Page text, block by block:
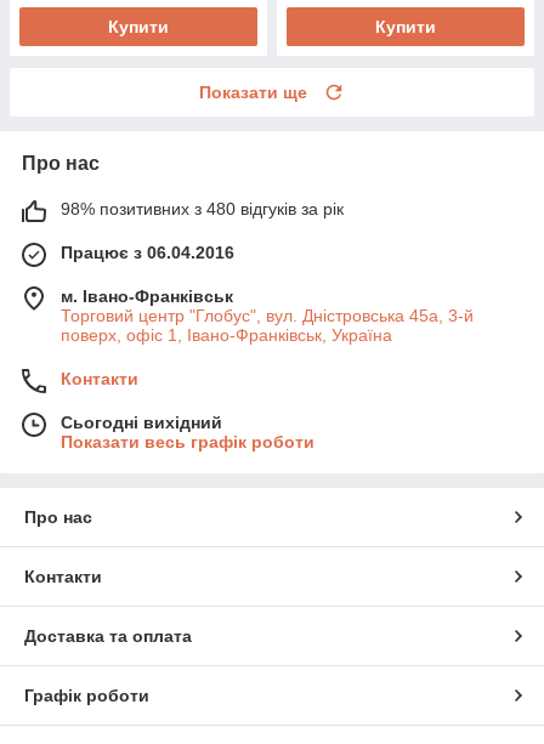
Купити Купити
Показати ще
Про нас
98% позитивних з 480 відгуків за рік
Працює з 06.04.2016
м. Івано-Франківськ
Торговий центр "Глобус", вул. Дністровська 45а, 3-й
поверх, офіс 1, Івано-Франківськ, Україна
Контакти
Сьогодні вихідний
Показати весь графік роботи
Про нас
Контакти
Доставка та оплата
Графік роботи